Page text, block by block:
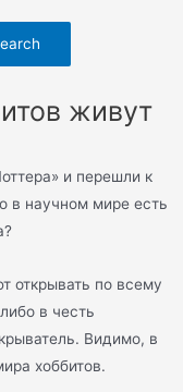
живут
и перешли к
в научном мире есть
открывать по всему
в честь
Видимо, в
хоббитов.